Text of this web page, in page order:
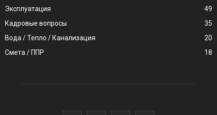
Эксплуатация
49
Кадровые вопросы
35
Вода / Тепло / Канализация
20
Смета / ППР
18